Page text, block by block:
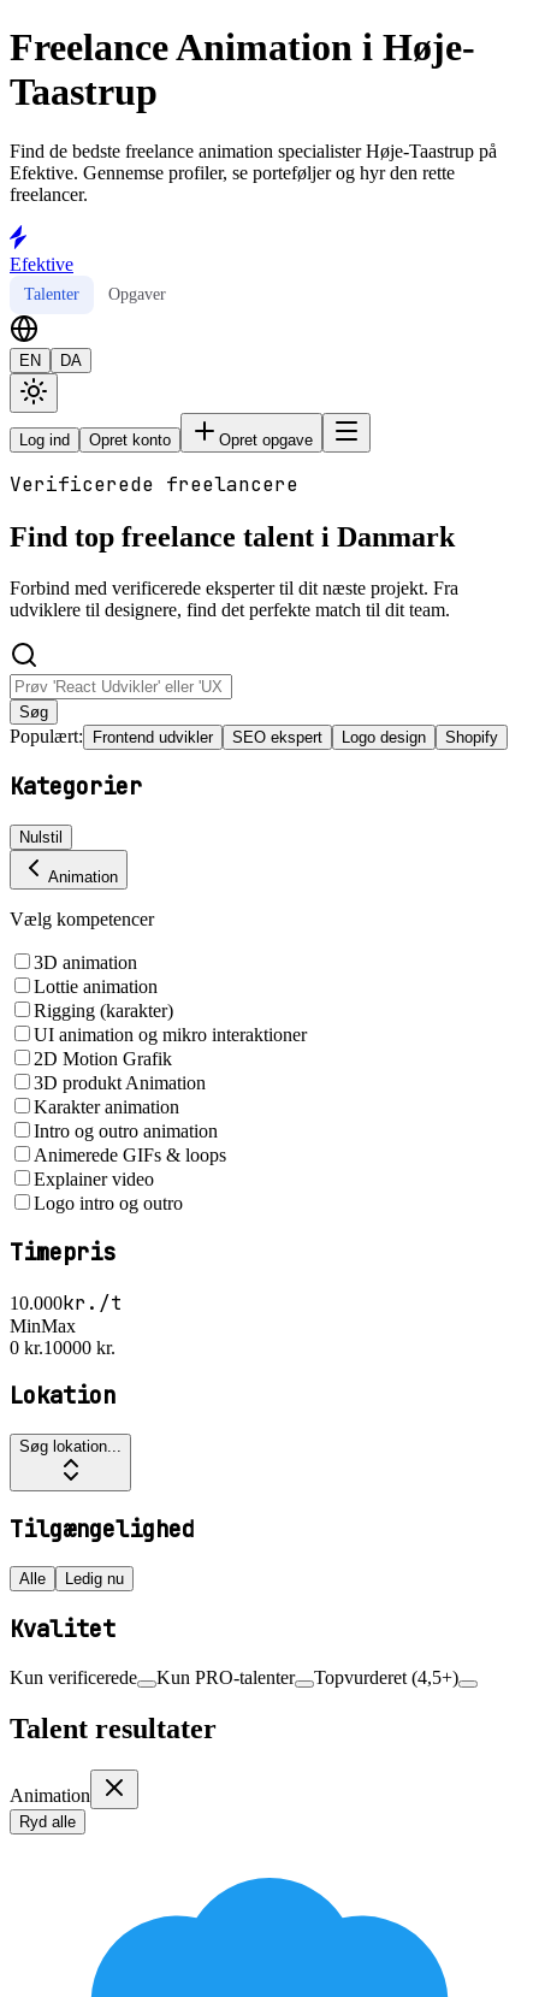
Freelance Animation i Høje-
Taastrup
Find de bedste freelance animation specialister Høje-Taastrup på
Efektive. Gennemse profiler, se porteføljer og hyr den rette
freelancer.
Efektive
Talenter Opgaver
EN DA
Log ind Opret konto Opret opgave
Verificerede freelancere
Find top freelance talent i Danmark
Forbind med verificerede eksperter til dit næste projekt. Fra
udviklere til designere, find det perfekte match til dit team.
Søg
Populært: Frontend udvikler SEO ekspert Logo design Shopify
Kategorier
Nulstil
Animation
Vælg kompetencer
3D animation
Lottie animation
Rigging (karakter)
UI animation og mikro interaktioner
2D Motion Grafik
3D produkt Animation
Karakter animation
Intro og outro animation
Animerede GIFs & loops
Explainer video
Logo intro og outro
Timepris
10.000kr./t
MinMax
0 kr.10000 kr.
Lokation
Søg lokation...
Tilgængelighed
Alle Ledig nu
Kvalitet
Kun verificerede Kun PRO-talenter Topvurderet (4,5+)
Talent resultater
Animation
Ryd alle